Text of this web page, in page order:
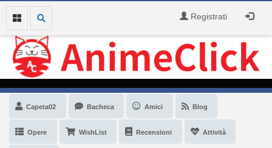
Registrati
Capeta02 Bacheca Amici Blog
Opere WishList Recensioni Attività